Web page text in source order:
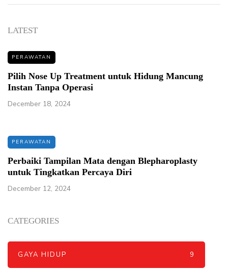
LATEST
PERAWATAN
Pilih Nose Up Treatment untuk Hidung Mancung
Instan Tanpa Operasi
December 18, 2024
PERAWATAN
Perbaiki Tampilan Mata dengan Blepharoplasty
untuk Tingkatkan Percaya Diri
December 12, 2024
CATEGORIES
GAYA HIDUP 9